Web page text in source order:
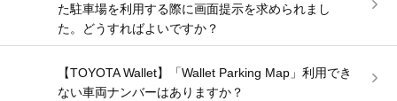
た駐車場を利用する際に画面提示を求められまし
た。どうすればよいですか？
【TOYOTA Wallet】「Wallet Parking Map」利用でき
ない車両ナンバーはありますか？